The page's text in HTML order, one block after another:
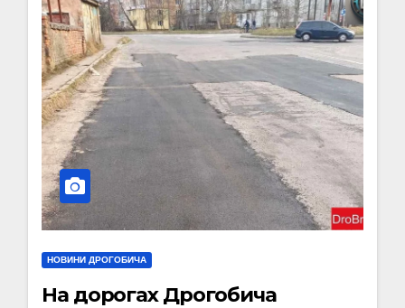
НОВИНИ ДРОГОБИЧА
На дорогах Дрогобича